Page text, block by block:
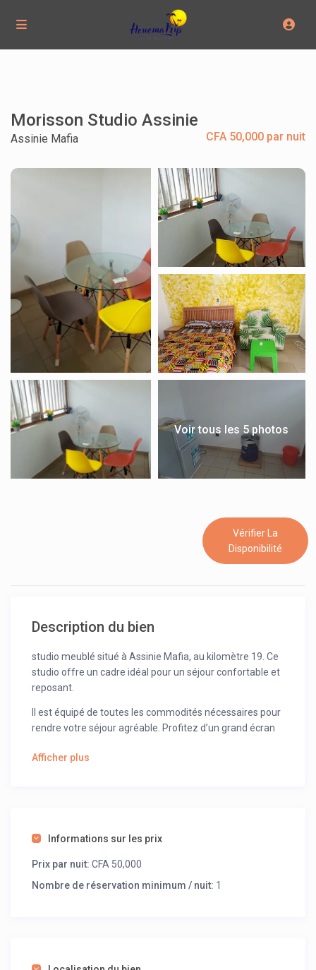
Morisson Studio Assinie
CFA 50,000 par nuit
Assinie Mafia
Voir tous les 5 photos
Vérifier La
Disponibilité
Description du bien
studio meublé situé à Assinie Mafia, au kilomètre 19. Ce
studio offre un cadre idéal pour un séjour confortable et
reposant.
Il est équipé de toutes les commodités nécessaires pour
rendre votre séjour agréable. Profitez d’un grand écran
climatisation pour rester au frais pendant les journées
Que vous soyez en visite pour le travail ou le plaisir, ce
studio meublé à Assinie Mafia km 19 vous offre tout ce
Réservez dès maintenant et profitez du confort et de la
Afficher plus
Informations sur les prix
Prix par nuit: CFA 50,000
Nombre de réservation minimum / nuit: 1